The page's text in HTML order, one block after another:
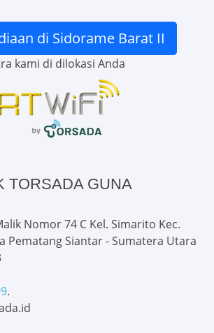
di Sidorame Barat II
kami di dilokasi Anda
TORSADA GUNA
Nomor 74 C Kel. Simarito Kec.
Pematang Siantar - Sumatera Utara
.